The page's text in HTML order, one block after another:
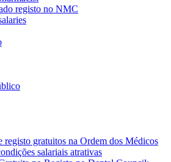
registo no NMC
registo gratuitos na Ordem dos Médicos
salariais atrativas